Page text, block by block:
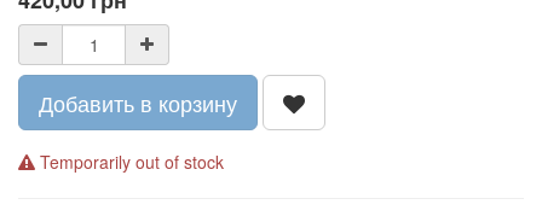
Добавить в корзину
Temporarily out of stock